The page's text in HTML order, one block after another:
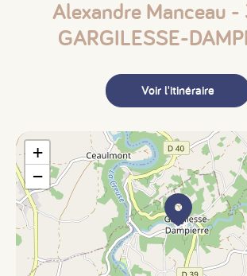
Alexandre Manceau
GARGILESSE-
Voir l'itinéraire
+
−